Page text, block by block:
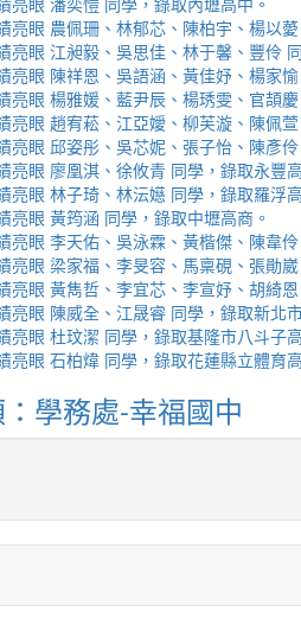
亮眼 農佩珊、林郁芯、陳柏宇、楊以
亮眼 江昶毅、吳思佳、林于馨、豐伶
亮眼 陳祥恩、吳語涵、黃佳妤、楊家
亮眼 楊雅媛、藍尹辰、楊琇雯、官頡
亮眼 趙宥菘、江亞嬡、柳芙漩、陳佩
亮眼 邱姿彤、吳芯妮、張子怡、陳彥
亮眼 廖凰淇、徐攸青 同學，錄取永豐
亮眼 林子琦、林沄嬨 同學，錄取羅浮
亮眼 黃筠涵 同學，錄取中壢高商。
亮眼 李天佑、吳泳霖、黃楷傑、陳韋
亮眼 梁家福、李旻容、馬稟硯、張勛
亮眼 黃雋哲、李宜芯、李宣妤、胡綺
亮眼 陳威全、江晟睿 同學，錄取新北
亮眼 杜玟潔 同學，錄取基隆市八斗子
亮眼 石柏煒 同學，錄取花蓮縣立體育
學務處-幸福國中